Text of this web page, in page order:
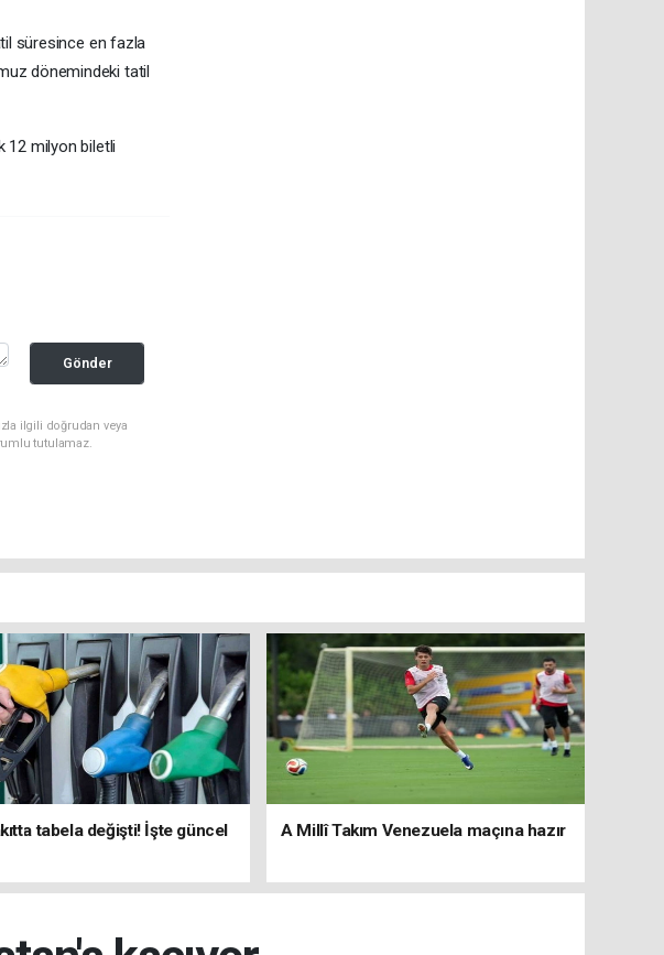
süresince en fazla
dönemindeki tatil
12 milyon biletli
Gönder
ilgili doğrudan veya
tutulamaz.
tabela değişti! İşte güncel
A Millî Takım Venezuela maçına hazır